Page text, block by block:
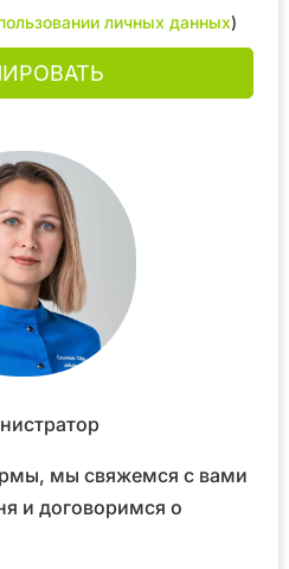
личных данных)
мы свяжемся с вами
и договоримся о